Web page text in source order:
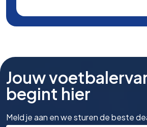
Jouw
begint hier
Meld je aan en we sturen de beste